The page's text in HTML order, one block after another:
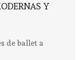
Y
de ballet a